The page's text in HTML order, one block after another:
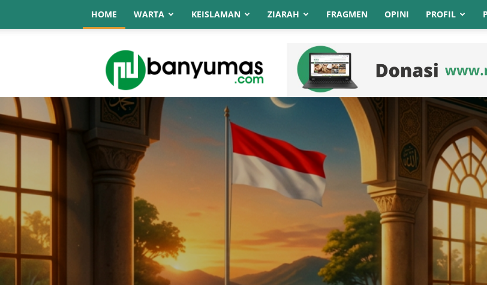
HOME WARTA KEISLAMAN ZIARAH FRAGMEN OPINI PROFIL
NU
Online
Banyumas